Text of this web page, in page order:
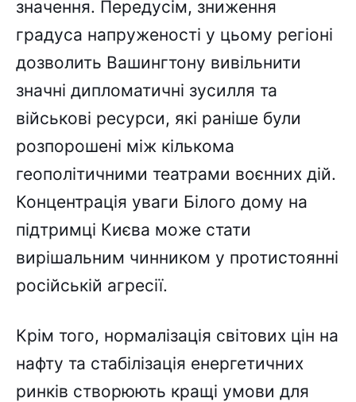
значення. Передусім, зниження
градуса напруженості у цьому регіоні
дозволить Вашингтону вивільнити
значні дипломатичні зусилля та
військові ресурси, які раніше були
розпорошені між кількома
геополітичними театрами воєнних дій.
Концентрація уваги Білого дому на
підтримці Києва може стати
вирішальним чинником у протистоянні
російській агресії.
Крім того, нормалізація світових цін на
нафту та стабілізація енергетичних
ринків створюють кращі умови для